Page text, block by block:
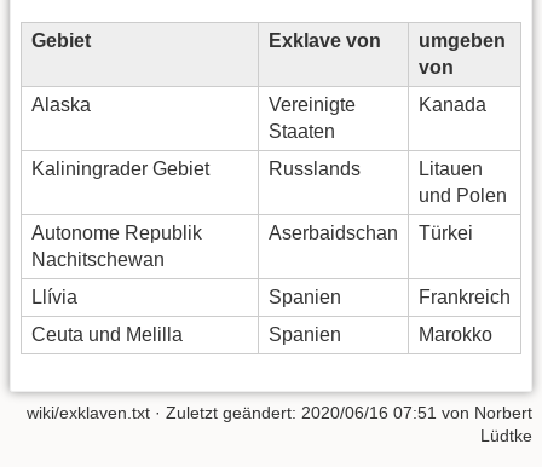
Gebiet Exklave von
umgeben
von
Alaska
Vereinigte
Staaten
Kanada
Kaliningrader Gebiet Russlands
Litauen
und Polen
Autonome Republik
Nachitschewan
Aserbaidschan Türkei
Llívia Spanien
Frankreich
Ceuta und Melilla
Spanien Marokko
wiki/exklaven.txt · Zuletzt geändert: 2020/06/16 07:51 von Norbert
Lüdtke